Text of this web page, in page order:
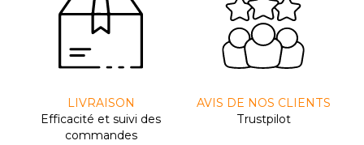
LIVRAISON
Efﬁcacité et suivi des
commandes
AVIS DE NOS CLIENTS
Trustpilot